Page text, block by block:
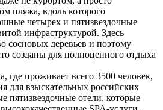
пляжа, вдоль которого
четырех и пятизвездочные
инфраструктурой. Здесь
сосновых деревьев и поэтому
созданы для полноценного отдыха
где проживает всего 3500 человек,
для взыскательных российских
пятизвездочные отели, которые